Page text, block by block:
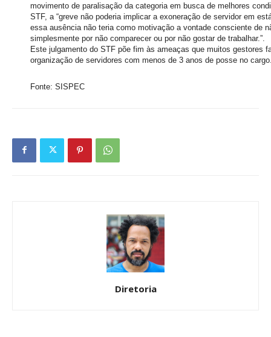
movimento de paralisação da categoria em busca de melhores
STF, a “greve não poderia implicar a exoneração de servidor em
essa ausência não teria como motivação a vontade consciente de
simplesmente por não comparecer ou por não gostar de trabalhar.”.
Este julgamento do STF põe fim às ameaças que muitos gestores
organização de servidores com menos de 3 anos de posse no
Fonte: SISPEC
Diretoria